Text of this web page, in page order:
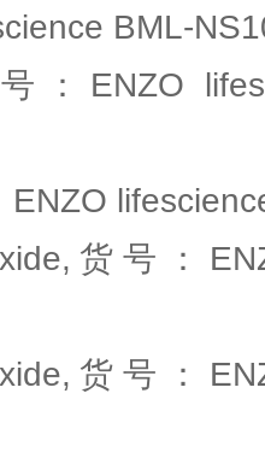
BML-
：ENZO
ENZO
货号：
货号：